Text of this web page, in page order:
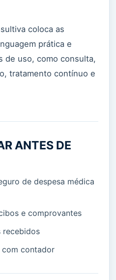
coloca as
prática e
de uso, como consulta,
tratamento contínuo e
ANTES DE
de despesa médica
e comprovantes
recebidos
contador